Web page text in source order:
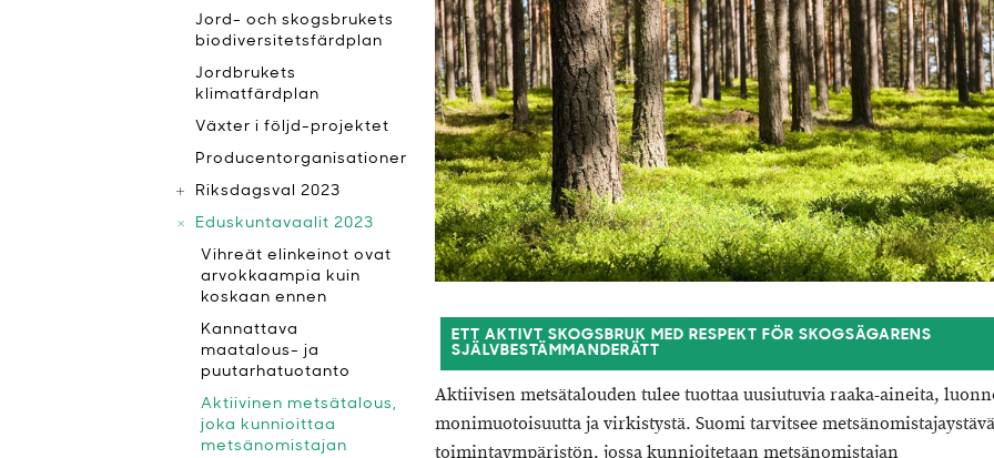
ETT AKTIVT SKOGSBRUK MED RESPEKT FÖR SKOGSÄGARENS
SJÄLVBESTÄMMANDERÄTT
Aktiivisen metsätalouden tulee tuottaa uusiutuvia raaka-aineita,
monimuotoisuutta ja virkistystä. Suomi tarvitsee
toimintaympäristön, jossa kunnioitetaan metsänomistajan
Jord- och skogsbrukets
biodiversitetsfärdplan
Jordbrukets
klimatfärdplan
Växter i följd-projektet
Producentorganisationer
Riksdagsval 2023
Eduskuntavaalit 2023
Vihreät elinkeinot ovat
arvokkaampia kuin
koskaan ennen
Kannattava
maatalous- ja
puutarhatuotanto
Aktiivinen metsätalous,
joka kunnioittaa
metsänomistajan